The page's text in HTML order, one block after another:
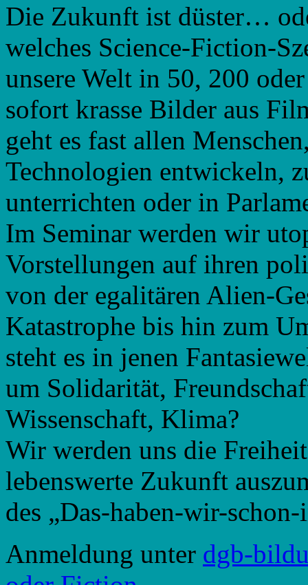
Die Zukunft ist düster…
welches Science-Fiction-
unsere Welt in 50, 200
sofort krasse Bilder aus
geht es fast allen
Technologien entwickeln,
unterrichten oder in
Im Seminar werden wir
Vorstellungen auf ihren
von der egalitären Alien-
Katastrophe bis hin zum
steht es in jenen
um Solidarität,
Wissenschaft, Klima?
Wir werden uns die
lebenswerte Zukunft
des „Das-haben-wir-
Anmeldung unter dgb-